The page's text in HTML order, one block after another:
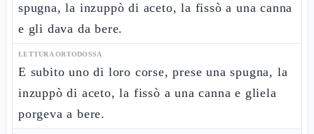
spugna, la inzuppò di aceto, la fissò a una canna
e gli dava da bere.
LETTURA ORTODOSSA
E subito uno di loro corse, prese una spugna, la
inzuppò di aceto, la fissò a una canna e gliela
porgeva a bere.